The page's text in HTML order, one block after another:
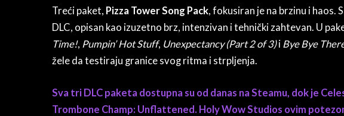
Treći paket, Pizza Tower Song Pack, fokusiran je na brzinu i haos.
DLC, opisan kao izuzetno brz, intenzivan i tehnički zahtevan. U
Time!, Pumpin’ Hot Stuff, Unexpectancy (Part 2 of 3)i Bye Bye
žele da testiraju granice svog ritma i strpljenja.
Sva tri DLC paketa dostupna su od danas na Steamu, dok je
Trombone Champ: Unflattened. Holy Wow Studios ovim